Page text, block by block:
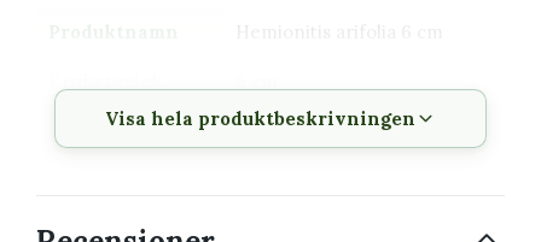
Hemionitis arifolia 6 cm
Växttyp Ormbunke
Visa hela produktbeskrivningen